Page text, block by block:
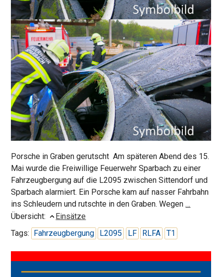
Porsche in Graben gerutscht Am späteren Abend des 15.
Mai wurde die Freiwillige Feuerwehr Sparbach zu einer
Fahrzeugbergung auf die L2095 zwischen Sittendorf und
Sparbach alarmiert. Ein Porsche kam auf nasser Fahrbahn
ins Schleudern und rutschte in den Graben. Wegen…
Übersicht:
Einsätze
Tags: Fahrzeugbergung L2095 LF RLFA T1